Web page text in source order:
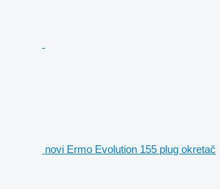
novi Ermo Evolution 155 plug okretač